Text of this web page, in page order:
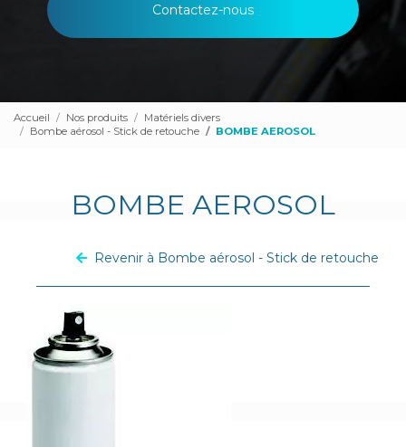
Contactez-nous
Accueil Nos produits
Matériels divers
Bombe aérosol - Stick de retouche
BOMBE AEROSOL
BOMBE AEROSOL
Revenir à Bombe aérosol - Stick de retouche